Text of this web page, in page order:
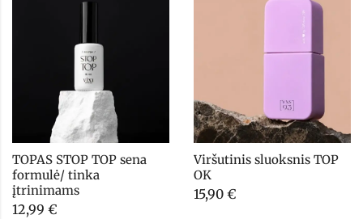
TOPAS STOP TOP sena
formulė/ tinka
įtrinimams
12,99 €
Viršutinis sluoksnis TOP
OK
15,90 €